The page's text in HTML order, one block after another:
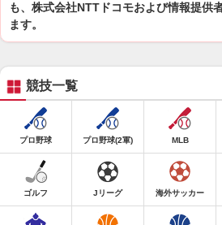
も、株式会社NTTドコモおよび情報提供
ます。
競技一覧
プロ野球 プロ野球(2軍) MLB
ゴルフ Jリーグ 海外サッカー